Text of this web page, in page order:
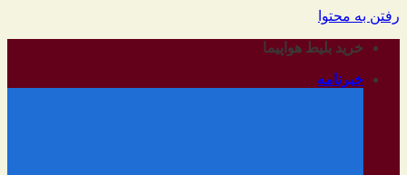
رفتن به محتوا
خرید بلیط هواپیما
خبرنامه